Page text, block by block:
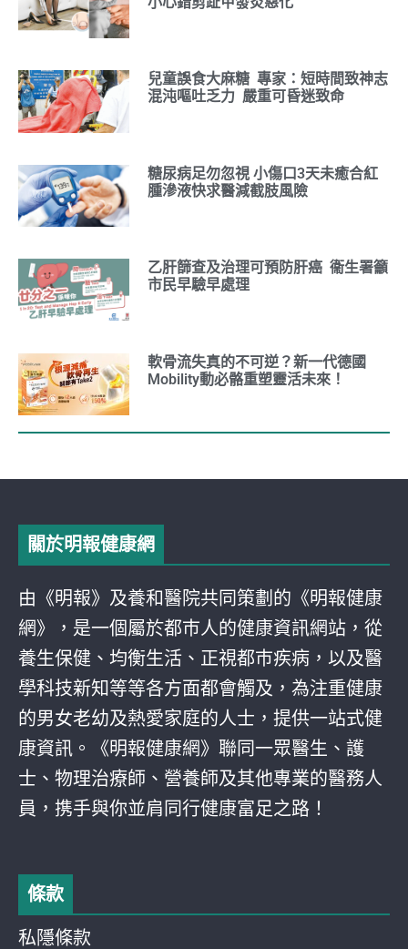
兒童誤食大麻糖 專家：短時間致神志
混沌嘔吐乏力 嚴重可昏迷致命
糖尿病足勿忽視 小傷口3天未癒合紅
腫滲液快求醫減截肢風險
乙肝篩查及治理可預防肝癌 衞生署籲
市民早驗早處理
軟骨流失真的不可逆？新一代德國
Mobility動必骼重塑靈活未來！
關於明報健康網
由《明報》及養和醫院共同策劃的《明報健康
網》，是一個屬於都巿人的健康資訊網站，從
養生保健、均衡生活、正視都巿疾病，以及醫
學科技新知等等各方面都會觸及，為注重健康
的男女老幼及熱愛家庭的人士，提供一站式健
康資訊。《明報健康網》聯同一眾醫生、護
士、物理治療師、營養師及其他專業的醫務人
員，携手與你並肩同行健康富足之路！
條款
私隱條款